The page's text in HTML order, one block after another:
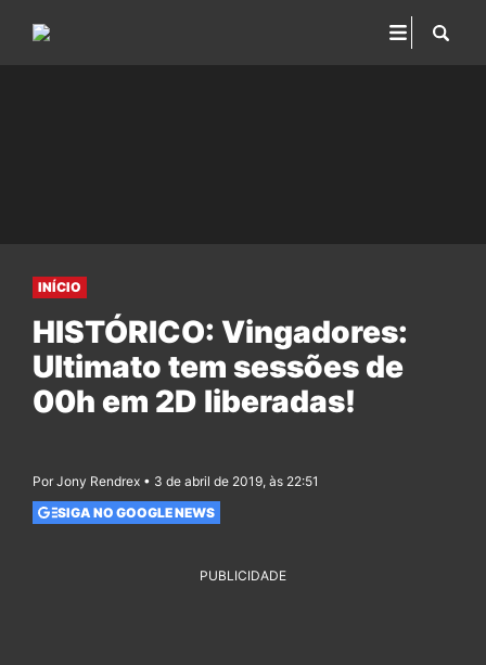
INÍCIO
HISTÓRICO: Vingadores:
Ultimato tem sessões de
00h em 2D liberadas!
Por Jony Rendrex • 3 de abril de 2019, às 22:51
SIGA NO GOOGLE NEWS
PUBLICIDADE